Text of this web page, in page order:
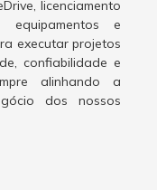
licenciamento
equipamentos e
executar projetos
confiabilidade e
alinhando a
dos nossos